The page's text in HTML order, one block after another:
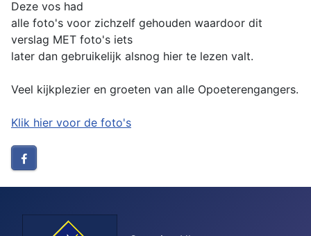
Deze vos had
alle foto's voor zichzelf gehouden waardoor dit
verslag MET foto's iets
later dan gebruikelijk alsnog hier te lezen valt.
Veel kijkplezier en groeten van alle Opoeterengangers.
Klik hier voor de foto's